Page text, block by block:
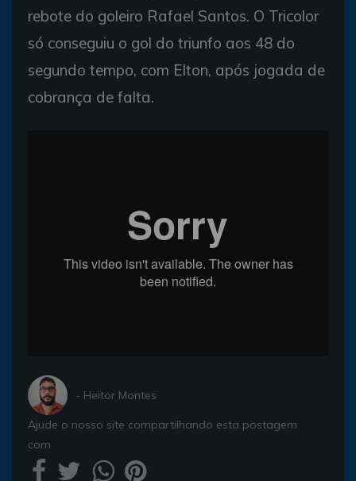
rebote do goleiro Rafael Santos. O Tricolor
só conseguiu o gol do triunfo aos 48 do
segundo tempo, com Elton, após jogada de
cobrança de falta.
- Heitor Montes
Ajude o nosso site compartilhando esta postagem
com